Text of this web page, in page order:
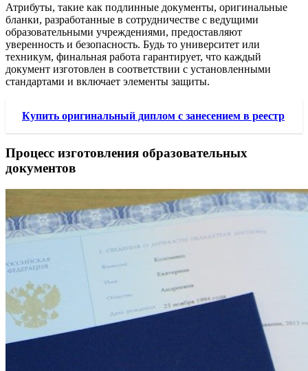
Атрибуты, такие как подлинные документы, оригинальные
бланки, разработанные в сотрудничестве с ведущими
образовательными учреждениями, предоставляют
уверенность и безопасность. Будь то университет или
техникум, финальная работа гарантирует, что каждый
документ изготовлен в соответствии с установленными
стандартами и включает элементы защиты.
Купить оригинальный диплом с занесением в реестр
Процесс изготовления образовательных
документов